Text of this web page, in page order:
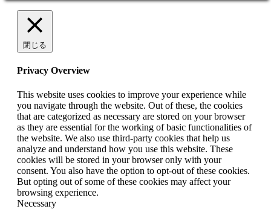
閉じる
Privacy Overview
This website uses cookies to improve your experience while
you navigate through the website. Out of these, the cookies
that are categorized as necessary are stored on your browser
as they are essential for the working of basic functionalities of
the website. We also use third-party cookies that help us
analyze and understand how you use this website. These
cookies will be stored in your browser only with your
consent. You also have the option to opt-out of these cookies.
But opting out of some of these cookies may affect your
browsing experience.
Necessary